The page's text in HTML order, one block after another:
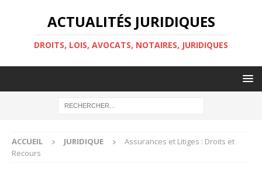
ACTUALITÉS JURIDIQUES
DROITS, LOIS, AVOCATS, NOTAIRES, JURIDIQUES
ACCUEIL JURIDIQUE
Assurances et Litiges : Droits et
Recours